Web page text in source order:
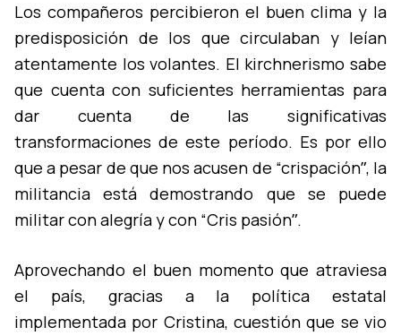
Los compañeros percibieron el buen clima y la
predisposición de los que circulaban y leí­an
atentamente los volantes. El kirchnerismo sabe
que cuenta con suficientes herramientas para
dar cuenta de las significativas
transformaciones de este perí­odo. Es por ello
que a pesar de que nos acusen de “crispaciónˮ, la
militancia está demostrando que se puede
militar con alegrí­a y con “Cris pasiónˮ.
Aprovechando el buen momento que atraviesa
el paí­s, gracias a la polí­tica estatal
implementada por Cristina, cuestión que se vio